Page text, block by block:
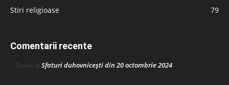
Stiri religioase
79
Comentarii recente
Doina la Sfaturi duhovnicești din 20 octombrie 2024